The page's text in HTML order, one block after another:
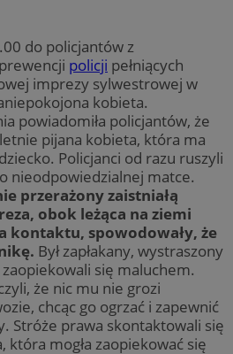
do policjantów z
policji pełniących
imprezy sylwestrowej w
kobieta.
powiadomiła policjantów, że
pijana kobieta, która ma
Policjanci od razu ruszyli
nieodpowiedzialnej matce.
przerażony zaistniałą
obok leżąca na ziemi
kontaktu, spowodowały, że
Był zapłakany, wystraszony
się maluchem.
że nic mu nie grozi
chcąc go ogrzać i zapewnić
Stróże prawa skontaktowali się
która mogła zaopiekować się